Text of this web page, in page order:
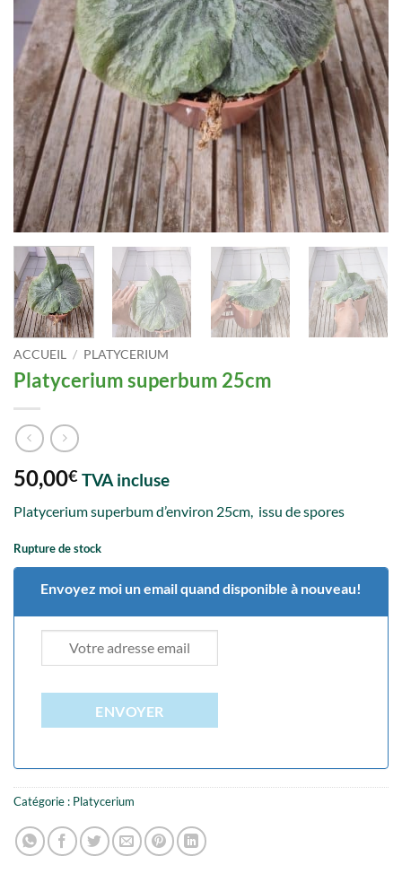
ACCUEIL / PLATYCERIUM
Platycerium superbum 25cm
50,00€ TVA incluse
Platycerium superbum d’environ 25cm, issu de spores
Rupture de stock
Envoyez moi un email quand disponible à nouveau!
ENVOYER
Catégorie : Platycerium